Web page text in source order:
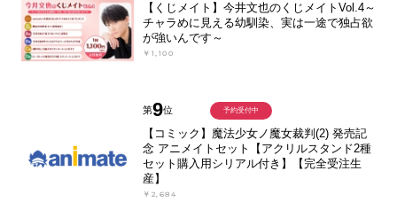
【くじメイト】今井文也のくじメイトVol.4～
チャラめに見える幼馴染、実は一途で独占欲
が強いんです～
￥1,100
第9位
【コミック】魔法少女ノ魔女裁判(2) 発売記
念 アニメイトセット【アクリルスタンド2種
セット購入用シリアル付き】【完全受注生
産】
￥2,684
予約受付中